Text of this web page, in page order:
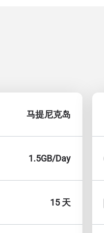
马提尼克岛
1.5GB/Day
15 天